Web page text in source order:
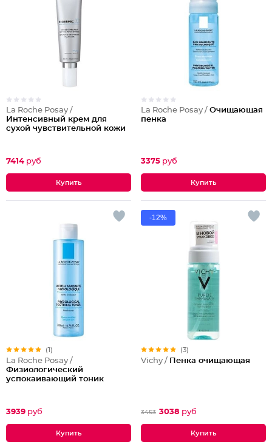
La Roche Posay /
Интенcивный крем для
сухой чувствительной кожи
7414 руб
La Roche Posay / Очищающая
пенка
3375 руб
(1)
La Roche Posay /
Физиологический
успокаивающий тоник
3939 руб
-12%
(3)
Vichy / Пенка очищающая
3453 3038 руб